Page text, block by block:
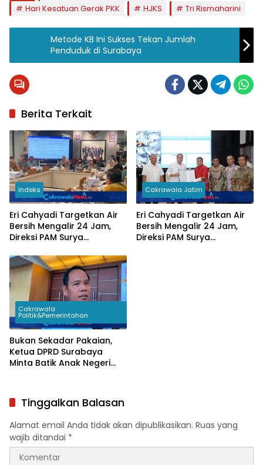
Hari Kesatuan Gerak PKK
HJKS Tri Rismaharini
Metode KB Ini Sukses Tekan Jumlah
Penduduk di Surabaya
Berita Terkait
Indeks
Eri Cahyadi Targetkan Air
Bersih Mengalir 24 Jam,
Direksi PAM Surya
Percepat Jaringan hingga
Kampung
Cakrawala Jatim
Eri Cahyadi Targetkan Air
Bersih Mengalir 24 Jam,
Direksi PAM Surya
Cakrawala
Politik&Pemerintahan
Bukan Sekadar Pakaian,
Ketua DPRD Surabaya
Minta Batik Anak Negeri
Tinggalkan Balasan
Alamat email Anda tidak akan dipublikasikan. Ruas yang
wajib ditandai *